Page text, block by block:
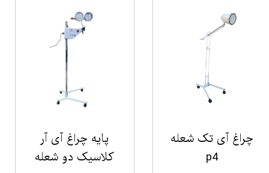
چراغ آی تک شعله
p4
پایه چراغ آی آر
کلاسیک دو شعله